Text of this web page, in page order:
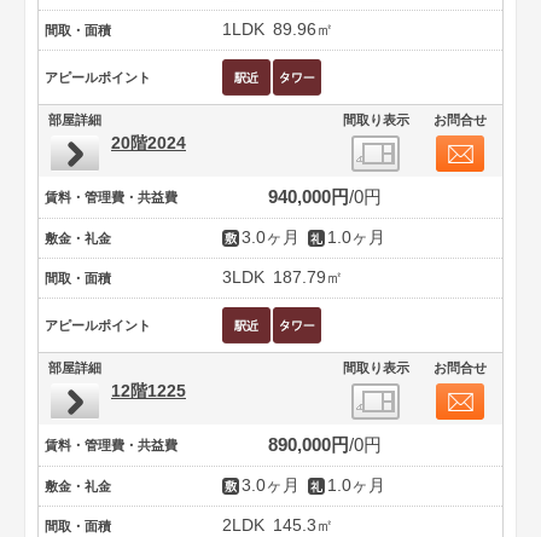
間取・面積 1LDK 89.96㎡
アピールポイント
部屋詳細 間取り表示 お問合せ
20階2024
賃料・管理費・共益費 940,000円 0円
敷金・礼金 3.0ヶ月 1.0ヶ月
間取・面積 3LDK 187.79㎡
アピールポイント
部屋詳細 間取り表示 お問合せ
12階1225
賃料・管理費・共益費 890,000円 0円
敷金・礼金 3.0ヶ月 1.0ヶ月
間取・面積 2LDK 145.3㎡